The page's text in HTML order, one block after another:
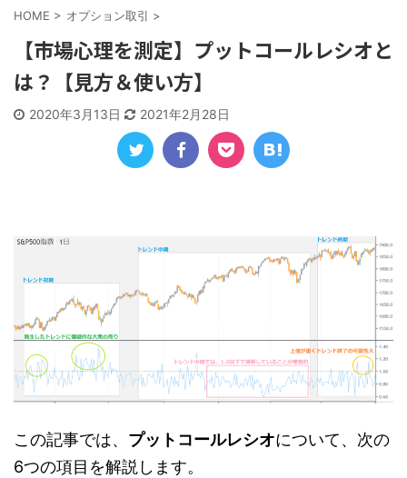
ン サ
ケー
を表
ど
ス MFIヒストグラム MFIトレンドライ
ックス MFIダイバージェンス MA＆MFI
シグナル 上位足MFI MFIボリンジャー
MFI 平滑化MFI １．マネーフローイン
デックス このインジケーターは、MFI
が買 ...
トレ
HOME > オプション取引 >
【市場心理を測定】プットコールレシオと
は？【見方＆使い方】
2020年3月13日 2021年2月28日
この記事では、 プットコールレシオについて、次の
6つの項目を解説します。